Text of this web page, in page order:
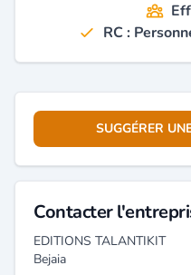
RC :
SUGGÉRER
Contacter
EDITIONS TALANTIKIT
Bejaia